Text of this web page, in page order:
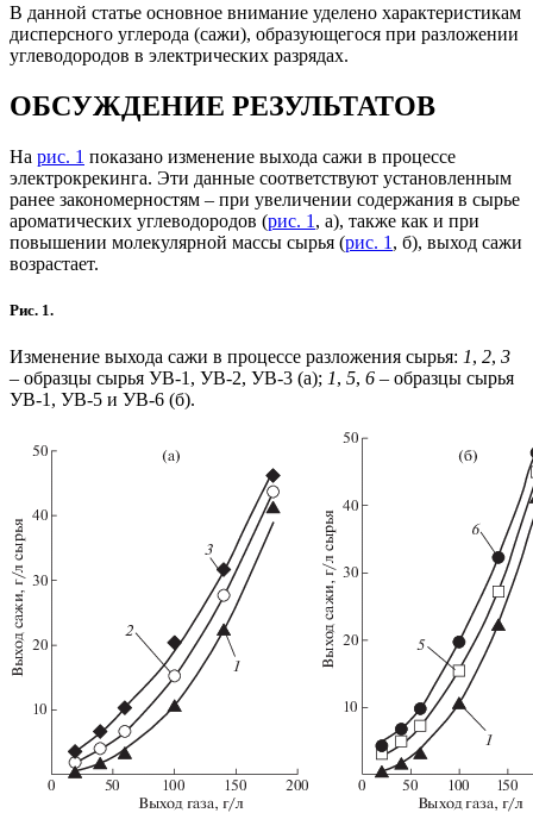
В данной статье основное внимание уделено характеристикам
дисперсного углерода (сажи), образующегося при разложении
углеводородов в электрических разрядах.
ОБСУЖДЕНИЕ РЕЗУЛЬТАТОВ
На рис. 1 показано изменение выхода сажи в процессе
электрокрекинга. Эти данные соответствуют установленным
ранее закономерностям – при увеличении содержания в сырье
ароматических углеводородов (рис. 1 , а), также как и при
повышении молекулярной массы сырья (рис. 1 , б), выход сажи
возрастает.
Рис. 1.
Изменение выхода сажи в процессе разложения сырья: 1, 2, 3
– образцы сырья УВ-1, УВ-2, УВ-3 (а); 1, 5, 6 – образцы сырья
УВ-1, УВ-5 и УВ-6 (б).